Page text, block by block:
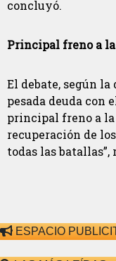
concluyó.
Principal freno a
El debate, según
pesada deuda con
principal freno a
recuperación de
todas las batallas”,
ESPACIO